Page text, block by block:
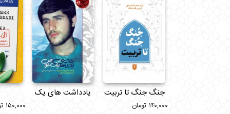
جنگ جنگ تا تربیت
۱۴۰,۰۰۰ تومان
یادداشت های یک
۱۵۰,۰۰۰